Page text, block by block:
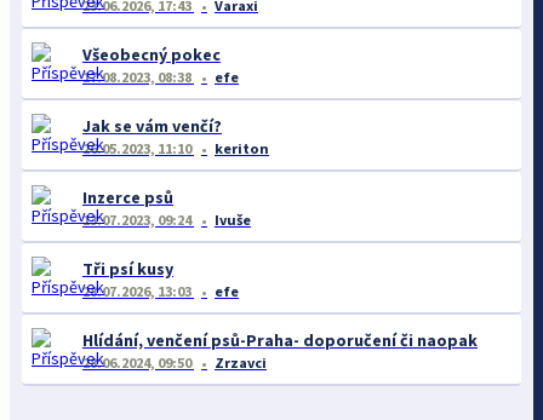
23.06.2026, 17:43 Varaxi
Všeobecný pokec
17.08.2023, 08:38 efe
Jak se vám venčí?
26.05.2023, 11:10 keriton
Inzerce psů
13.07.2023, 09:24 Ivuše
Tři psí kusy
28.07.2026, 13:03 efe
Hlídání, venčení psů-Praha- doporučení či naopak
28.06.2024, 09:50 Zrzavci